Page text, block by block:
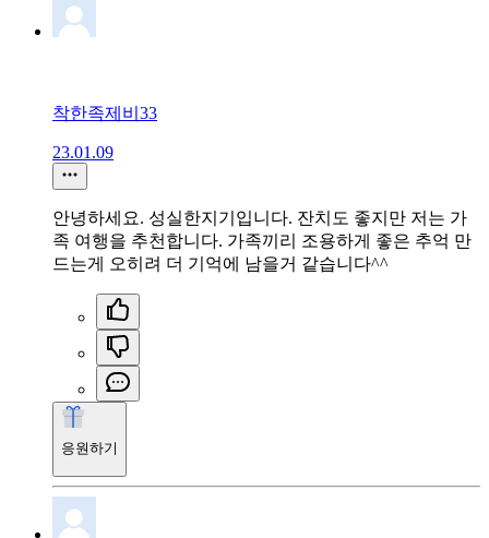
착한족제비33
23.01.09
안녕하세요. 성실한지기입니다. 잔치도 좋지만 저는 가
족 여행을 추천합니다. 가족끼리 조용하게 좋은 추억 만
드는게 오히려 더 기억에 남을거 같습니다^^
응원하기